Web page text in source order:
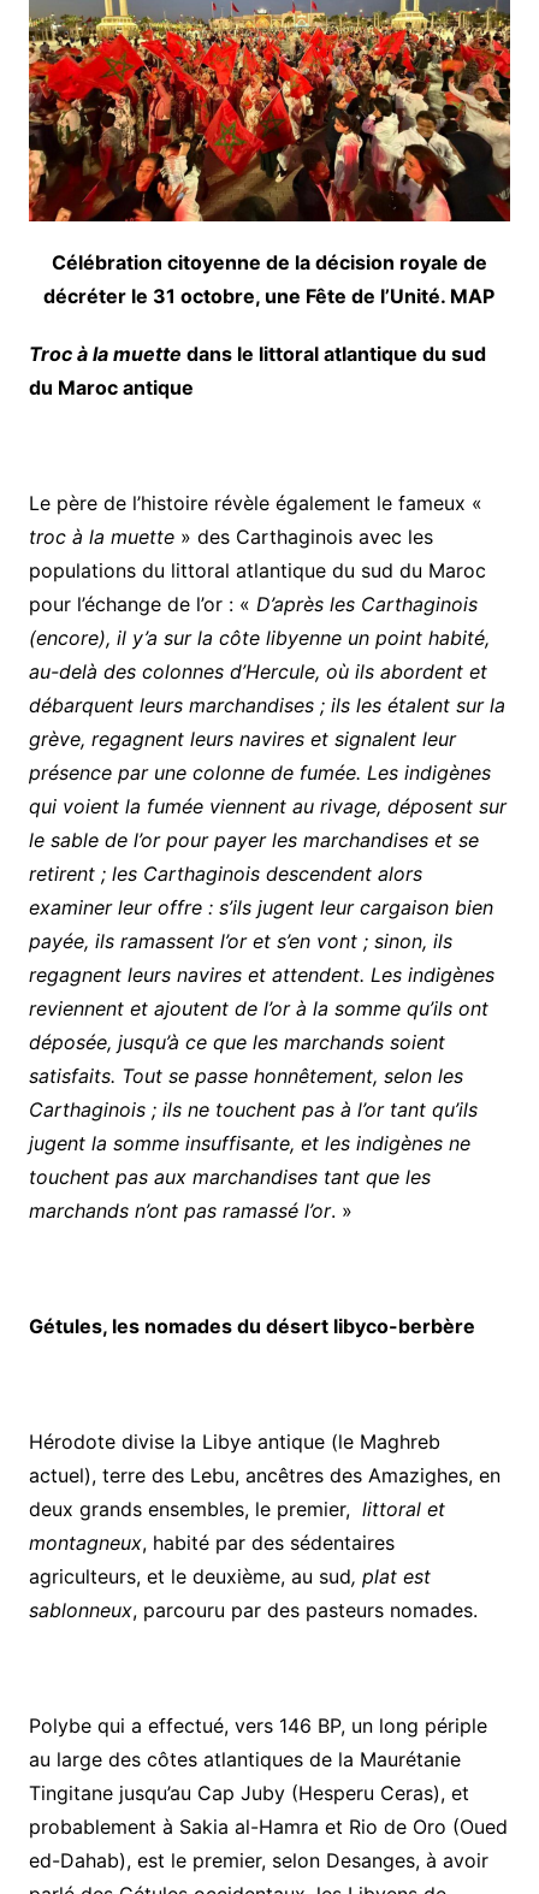
Célébration citoyenne de la décision royale de
décréter le 31 octobre, une Fête de l’Unité. MAP
Troc à la muette dans le littoral atlantique du sud
du Maroc antique
Le père de l’histoire révèle également le fameux «
troc à la muette » des Carthaginois avec les
populations du littoral atlantique du sud du Maroc
pour l’échange de l’or : « D’après les Carthaginois
(encore), il y’a sur la côte libyenne un point habité,
au-delà des colonnes d’Hercule, où ils abordent et
débarquent leurs marchandises ; ils les étalent sur la
grève, regagnent leurs navires et signalent leur
présence par une colonne de fumée. Les indigènes
qui voient la fumée viennent au rivage, déposent sur
le sable de l’or pour payer les marchandises et se
retirent ; les Carthaginois descendent alors
examiner leur offre : s’ils jugent leur cargaison bien
payée, ils ramassent l’or et s’en vont ; sinon, ils
regagnent leurs navires et attendent. Les indigènes
reviennent et ajoutent de l’or à la somme qu’ils ont
déposée, jusqu’à ce que les marchands soient
satisfaits. Tout se passe honnêtement, selon les
Carthaginois ; ils ne touchent pas à l’or tant qu’ils
jugent la somme insuffisante, et les indigènes ne
touchent pas aux marchandises tant que les
marchands n’ont pas ramassé l’or. »
Gétules, les nomades du désert libyco-berbère
Hérodote divise la Libye antique (le Maghreb
actuel), terre des Lebu, ancêtres des Amazighes, en
deux grands ensembles, le premier, littoral et
montagneux, habité par des sédentaires
agriculteurs, et le deuxième, au sud, plat est
sablonneux, parcouru par des pasteurs nomades.
Polybe qui a effectué, vers 146 BP, un long périple
au large des côtes atlantiques de la Maurétanie
Tingitane jusqu’au Cap Juby (Hesperu Ceras), et
probablement à Sakia al-Hamra et Rio de Oro (Oued
ed-Dahab), est le premier, selon Desanges, à avoir